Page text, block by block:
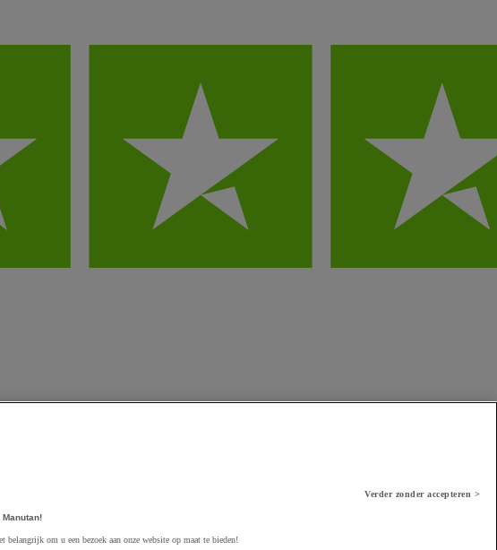
Verder zonder accepteren >
belangrijk om u een bezoek aan onze website op maat te bieden!